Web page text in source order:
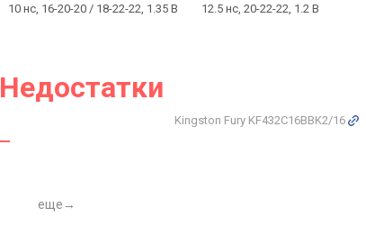
10 нс, 16-20-20 / 18-22-22, 1.35 В
12.5 нс, 20-22-22, 1.2 В
Недостатки
Kingston Fury KF432C16BBK2/16
еще→